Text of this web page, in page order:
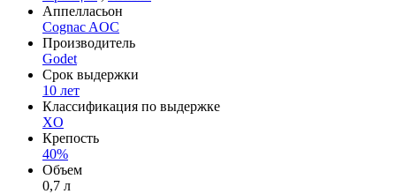
Аппелласьон
Cognac AOC
Производитель
Godet
Срок выдержки
10 лет
Классификация по выдержке
XO
Крепость
40%
Объем
0,7 л